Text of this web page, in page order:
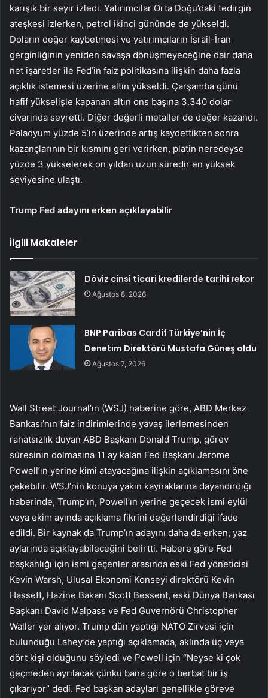
karışık bir seyir izledi. Yatırımcılar Orta Doğu’daki tedirgin
ateşkesi izlerken, petrol ikinci gününde de yükseldi.
Doların değer kaybetmesi ve yatırımcıların İsrail-İran
gerginliğinin yeniden savaşa dönüşmeyeceğine dair daha
net işaretler ile Fed’in faiz politikasına ilişkin daha fazla
açıklık istemesi üzerine altın yükseldi. Çarşamba günü
hafif yükselişle kapanan altın ons başına 3.340 dolar
civarında seyretti. Diğer değerli metaller de değer kazandı.
Paladyum yüzde 5’in üzerinde artış kaydettikten sonra
kazançlarının bir kısmını geri verirken, platin neredeyse
yüzde 3 yükselerek on yıldan uzun süredir en yüksek
seviyesine ulaştı.
Trump Fed adayını erken açıklayabilir
İlgili Makaleler
Döviz cinsi ticari kredilerde tarihi rekor
Ağustos 8, 2026
BNP Paribas Cardif Türkiye’nin İç
Denetim Direktörü Mustafa Güneş oldu
Ağustos 7, 2026
Wall Street Journal’ın (WSJ) haberine göre, ABD Merkez
Bankası’nın faiz indirimlerinde yavaş ilerlemesinden
rahatsızlık duyan ABD Başkanı Donald Trump, görev
süresinin dolmasına 11 ay kalan Fed Başkanı Jerome
Powell’ın yerine kimi atayacağına ilişkin açıklamasını öne
çekebilir. WSJ’nin konuya yakın kaynaklarına dayandırdığı
haberinde, Trump’ın, Powell’ın yerine geçecek ismi eylül
veya ekim ayında açıklama fikrini değerlendirdiği ifade
edildi. Bir kaynak da Trump’ın adayını daha da erken, yaz
aylarında açıklayabileceğini belirtti. Habere göre Fed
başkanlığı için ismi geçenler arasında eski Fed yöneticisi
Kevin Warsh, Ulusal Ekonomi Konseyi direktörü Kevin
Hassett, Hazine Bakanı Scott Bessent, eski Dünya Bankası
Başkanı David Malpass ve Fed Guvernörü Christopher
Waller yer alıyor. Trump dün yaptığı NATO Zirvesi için
bulunduğu Lahey’de yaptığı açıklamada, aklında üç veya
dört kişi olduğunu söyledi ve Powell için “Neyse ki çok
geçmeden ayrılacak çünkü bana göre o berbat bir iş
çıkarıyor” dedi. Fed başkan adayları genellikle göreve